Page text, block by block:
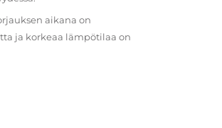
aikana on
ja korkeaa lämpötilaa on